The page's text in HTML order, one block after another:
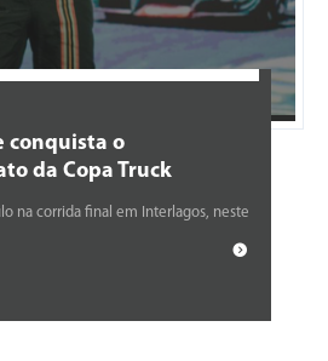
conquista o
da Copa Truck
na corrida final em Interlagos, neste